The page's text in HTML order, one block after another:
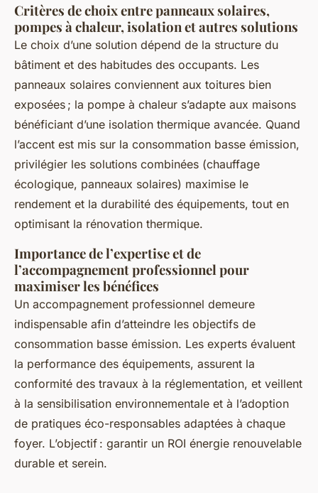
Critères de choix entre panneaux solaires,
pompes à chaleur, isolation et autres solutions
Le choix d’une solution dépend de la structure du
bâtiment et des habitudes des occupants. Les
panneaux solaires conviennent aux toitures bien
exposées ; la pompe à chaleur s’adapte aux maisons
bénéficiant d’une isolation thermique avancée. Quand
l’accent est mis sur la consommation basse émission,
privilégier les solutions combinées (chauffage
écologique, panneaux solaires) maximise le
rendement et la durabilité des équipements, tout en
optimisant la rénovation thermique.
Importance de l’expertise et de
l’accompagnement professionnel pour
maximiser les bénéfices
Un accompagnement professionnel demeure
indispensable afin d’atteindre les objectifs de
consommation basse émission. Les experts évaluent
la performance des équipements, assurent la
conformité des travaux à la réglementation, et veillent
à la sensibilisation environnementale et à l’adoption
de pratiques éco-responsables adaptées à chaque
foyer. L’objectif : garantir un ROI énergie renouvelable
durable et serein.